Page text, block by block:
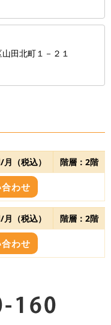
田北町１－２１
（税込） 階層：2階
わせ
（税込） 階層：2階
わせ